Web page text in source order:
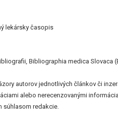
lekársky časopis
Bibliographia medica Slovaca
autorov jednotlivých článkov či
alebo nerecenzovanými
súhlasom redakcie.